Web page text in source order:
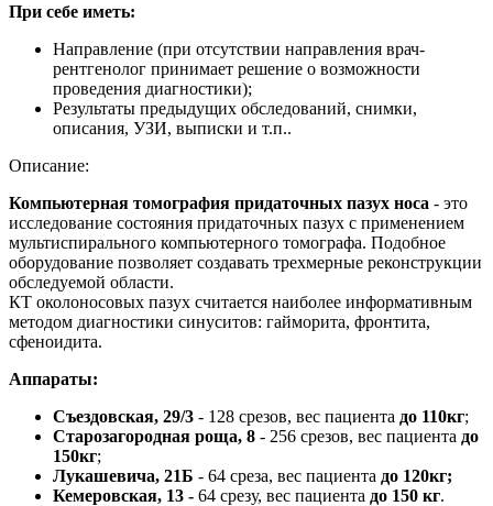
При себе иметь:
Направление (при отсутствии направления врач-
рентгенолог принимает решение о возможности
проведения диагностики);
Результаты предыдущих обследований, снимки,
описания, УЗИ, выписки и т.п..
Описание:
Компьютерная томография придаточных пазух носа - это
исследование состояния придаточных пазух с применением
мультиспирального компьютерного томографа. Подобное
оборудование позволяет создавать трехмерные реконструкции
обследуемой области.
КТ околоносовых пазух считается наиболее информативным
методом диагностики синуситов: гайморита, фронтита,
сфеноидита.
Аппараты:
Съездовская, 29/3 - 128 срезов, вес пациента до 110кг;
Старозагородная роща, 8 - 256 срезов, вес пациента до
150кг;
Лукашевича, 21Б - 64 среза, вес пациента до 120кг;
Кемеровская, 13 - 64 срезу, вес пациента до 150 кг.